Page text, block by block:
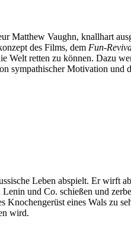
Matthew Vaughn, knallhart
des Films, dem Fun-
retten zu können. Dazu
sympathischer Motivation und
Leben abspielt. Er wirft
und Co. schießen und
eines Wals zu
wird.